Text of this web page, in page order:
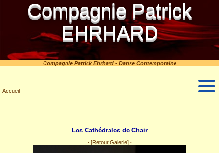
Compagnie Patrick
EHRHARD
Compagnie Patrick Ehrhard - Danse Contemporaine
Accueil
Les Cathédrales de Chair
- [Retour Galerie]-